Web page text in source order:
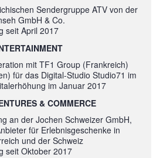
Sendergruppe ATV von der
GmbH & Co.
seit April 2017
mit TF1 Group (Frankreich)
für das Digital-Studio Studio71 im
im Januar 2017
& COMMERCE
an der Jochen Schweizer GmbH,
für Erlebnisgeschenke in
und der Schweiz
seit Oktober 2017